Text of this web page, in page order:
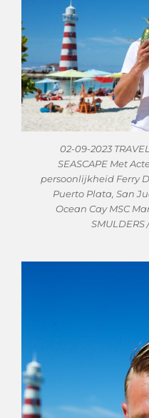
02-09-2023
SEASCAPE Met
persoonlijkheid Ferry
Puerto Plata, San
Ocean Cay MSC
SMULDERS